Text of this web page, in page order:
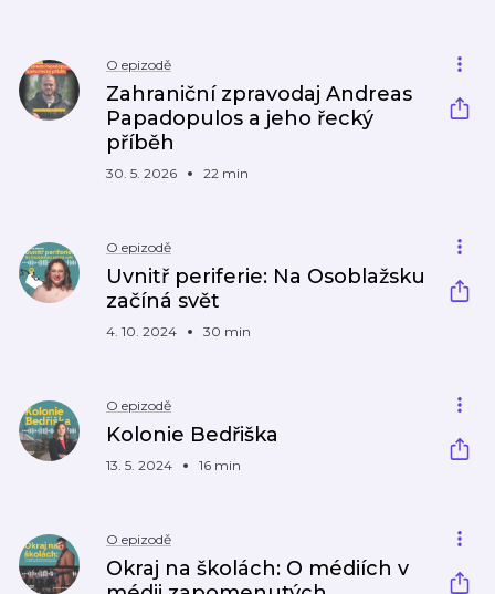
O epizodě
Zahraniční zpravodaj Andreas
Papadopulos a jeho řecký
příběh
30. 5. 2026 22 min
O epizodě
Uvnitř periferie: Na Osoblažsku
začíná svět
4. 10. 2024 30 min
O epizodě
Kolonie Bedřiška
13. 5. 2024 16 min
O epizodě
Okraj na školách: O médiích v